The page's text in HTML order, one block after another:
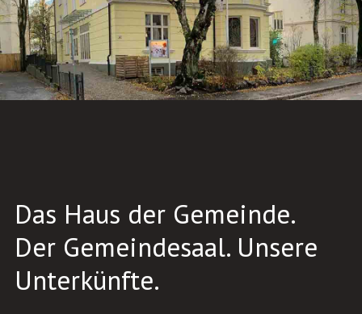
Das Haus der Gemeinde.
Der Gemeindesaal. Unsere
Unterkünfte.